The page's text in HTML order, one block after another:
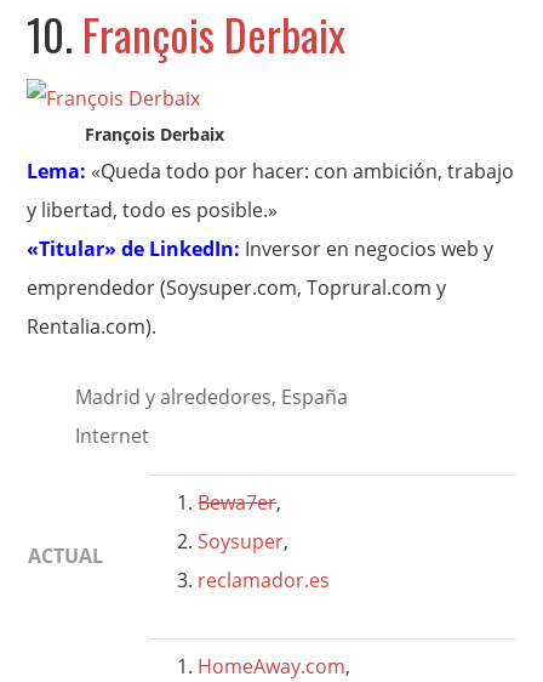
10. François Derbaix
François Derbaix
Lema: «Queda todo por hacer: con ambición, trabajo
y libertad, todo es posible.»
«Titular» de LinkedIn: Inversor en negocios web y
emprendedor (Soysuper.com, Toprural.com y
Rentalia.com).
Madrid y alrededores, España
Internet
ACTUAL
Bewa7er,
Soysuper,
reclamador.es
HomeAway.com,